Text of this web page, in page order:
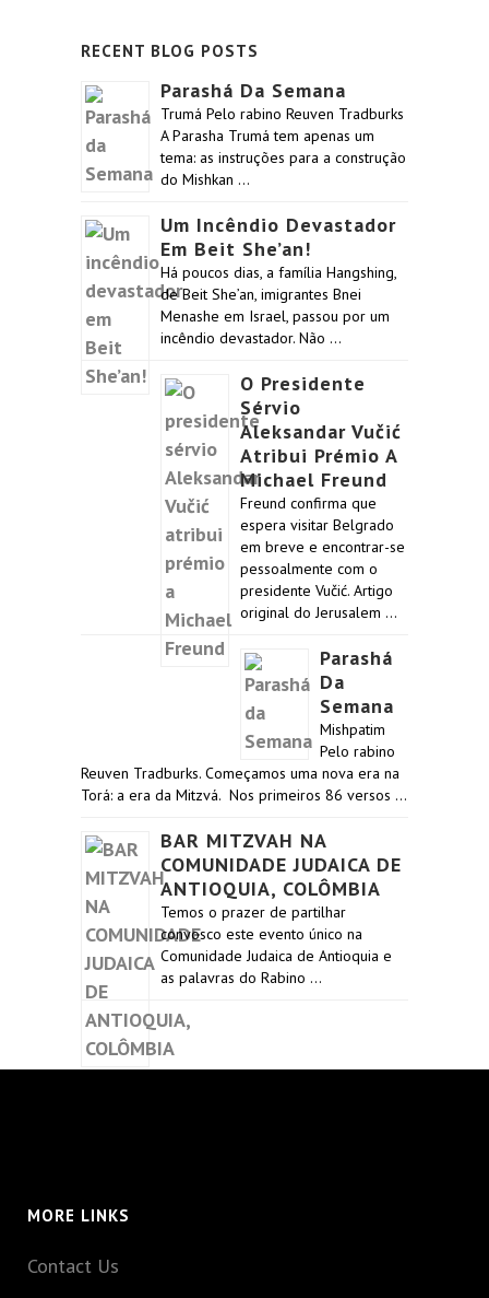
RECENT BLOG POSTS
Parashá Da Semana
Trumá Pelo rabino Reuven Tradburks
A Parasha Trumá tem apenas um
tema: as instruções para a construção
do Mishkan …
Um Incêndio Devastador
Em Beit She’an!
Há poucos dias, a família Hangshing,
de Beit She’an, imigrantes Bnei
Menashe em Israel, passou por um
incêndio devastador. Não …
O Presidente
Sérvio
Aleksandar Vučić
Atribui Prémio A
Michael Freund
Freund confirma que
espera visitar Belgrado
em breve e encontrar-se
pessoalmente com o
presidente Vučić. Artigo
original do Jerusalem …
Parashá
Da
Semana
Mishpatim
Pelo rabino
Reuven Tradburks. Começamos uma nova era na
Torá: a era da Mitzvá. Nos primeiros 86 versos …
BAR MITZVAH NA
COMUNIDADE JUDAICA DE
ANTIOQUIA, COLÔMBIA
Temos o prazer de partilhar
convosco este evento único na
Comunidade Judaica de Antioquia e
as palavras do Rabino …
MORE LINKS
Contact Us